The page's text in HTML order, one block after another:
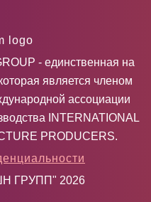
- единственная на
является членом
ассоциации
INTERNATIONAL
PRODUCERS.
ГРУПП" 2026